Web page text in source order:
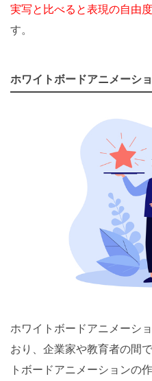
実写と比べると表現の自由
す。
ホワイトボードアニメーシ
ホワイトボードアニメーシ
おり、企業家や教育者の間
トボードアニメーションの